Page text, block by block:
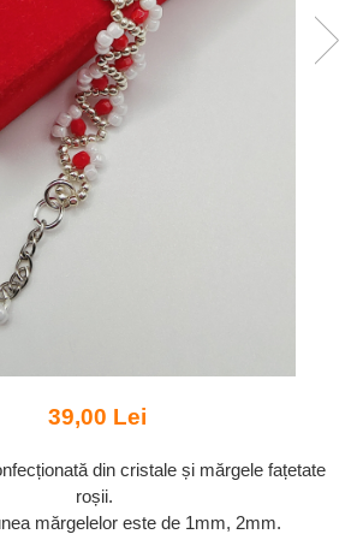
39,00 Lei
din cristale și mărgele fațetate
roșii.
mărgelelor este de 1mm, 2mm.